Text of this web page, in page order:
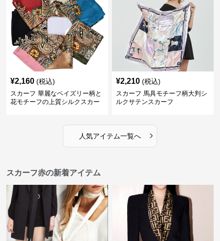
¥2,160 (税込)
スカーフ 華麗なペイズリー柄と
花モチーフの上質シルクスカー
¥2,210 (税込)
スカーフ 馬具モチーフ柄大判シ
ルクサテンスカーフ
人気アイテム一覧へ ›
スカーフ赤の新着アイテム